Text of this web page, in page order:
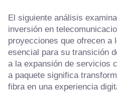
El siguiente análisis
inversión en
proyecciones que ofrecen a
esencial para su transición
a la expansión de servicios
a paquete significa
fibra en una experiencia